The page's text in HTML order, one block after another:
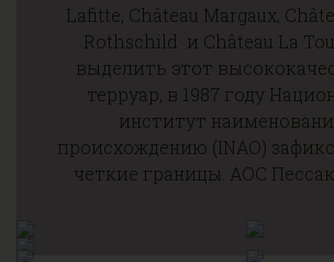
Lafitte, Château Маrgaux,
Rothschild и Château La
выделить этот
терруар, в 1987 году
институт
происхождению (INAO)
четкие границы. АОС
почвы здесь